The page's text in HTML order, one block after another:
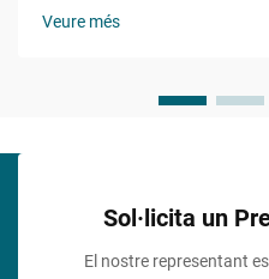
Veure més
Sol·licita un
El nostre representant